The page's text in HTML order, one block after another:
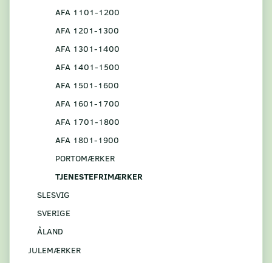
AFA 1101-1200
AFA 1201-1300
AFA 1301-1400
AFA 1401-1500
AFA 1501-1600
AFA 1601-1700
AFA 1701-1800
AFA 1801-1900
PORTOMÆRKER
TJENESTEFRIMÆRKER
SLESVIG
SVERIGE
ÅLAND
JULEMÆRKER